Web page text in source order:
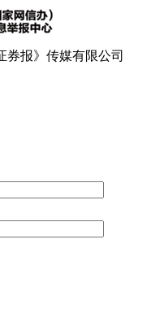
券报》传媒有限公司